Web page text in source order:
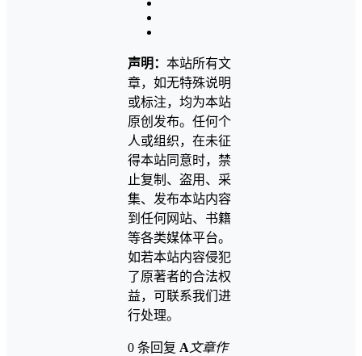
声明： 本站所有文
章，如无特殊说明
或标注，均为本站
原创发布。任何个
人或组织，在未征
得本站同意时，禁
止复制、盗用、采
集、发布本站内容
到任何网站、书籍
等各类媒体平台。
如若本站内容侵犯
了原著者的合法权
益，可联系我们进
行处理。
0 条回复 A 文章作